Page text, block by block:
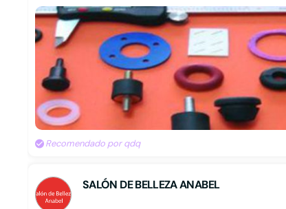
Recomendado por qdq
SALÓN DE BELLEZA ANABEL